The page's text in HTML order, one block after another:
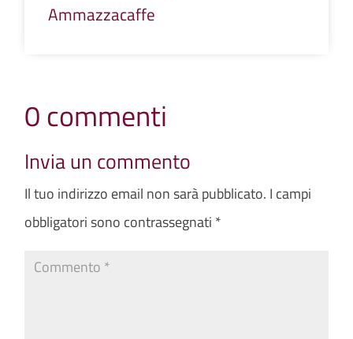
Ammazzacaffe
0 commenti
Invia un commento
Il tuo indirizzo email non sarà pubblicato. I campi
obbligatori sono contrassegnati *